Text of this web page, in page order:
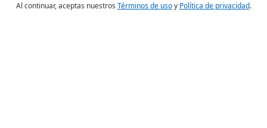
Al continuar, aceptas nuestros Términos de usoy Política de privacidad.